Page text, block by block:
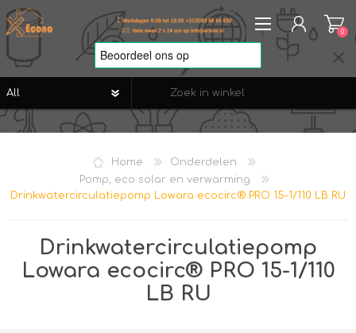
REGISTREREN
VERLANGLIJST
0
Home
Onderdelen
Pomp, eco solar en verwarming
Drinkwatercirculatiepomp Lowara ecocirc® PRO 15-1/110 LB RU
Drinkwatercirculatiepomp
Lowara ecocirc® PRO 15-1/110
LB RU